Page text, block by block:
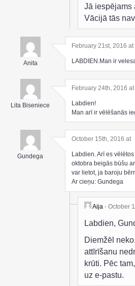
Jā iespējams
Vācijā tās
Anita
February 21st, 2016 at
LABDIEN.Man ir
Lita Biseniece
February 24th, 2016 at
Labdien!
Man arī ir vēlēšanās
Gundega
October 15th, 2016 at
Labdien. Arī es
oktobra beigās būšu
var lietot, ja baroju
Ar cieņu: Gundega
Aija - October
Labdien,
Diemžēl
attīrīšanu
krūti. Pēc
uz e-pastu.